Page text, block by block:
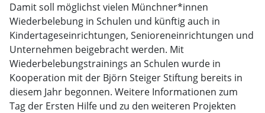
Damit soll möglichst vielen Münchner*innen
Wiederbelebung in Schulen und künftig auch in
Kindertageseinrichtungen, Senioreneinrichtungen und
Unternehmen beigebracht werden. Mit
Wiederbelebungstrainings an Schulen wurde in
Kooperation mit der Björn Steiger Stiftung bereits in
diesem Jahr begonnen. Weitere Informationen zum
Tag der Ersten Hilfe und zu den weiteren Projekten